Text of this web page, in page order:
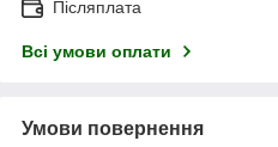
Післяплата
Всі умови оплати
Умови повернення